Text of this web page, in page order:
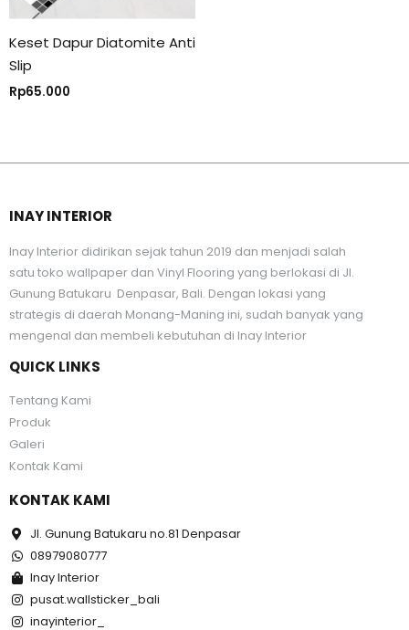
Keset Dapur Diatomite Anti
Slip
Rp65.000
INAY INTERIOR
Inay Interior didirikan sejak tahun 2019 dan menjadi salah
satu toko wallpaper dan Vinyl Flooring yang berlokasi di Jl.
Gunung Batukaru Denpasar, Bali. Dengan lokasi yang
strategis di daerah Monang-Maning ini, sudah banyak yang
mengenal dan membeli kebutuhan di Inay Interior
QUICK LINKS
Tentang Kami
Produk
Galeri
Kontak Kami
KONTAK KAMI
Jl. Gunung Batukaru no.81 Denpasar
08979080777
Inay Interior
pusat.wallsticker_bali
inayinterior_